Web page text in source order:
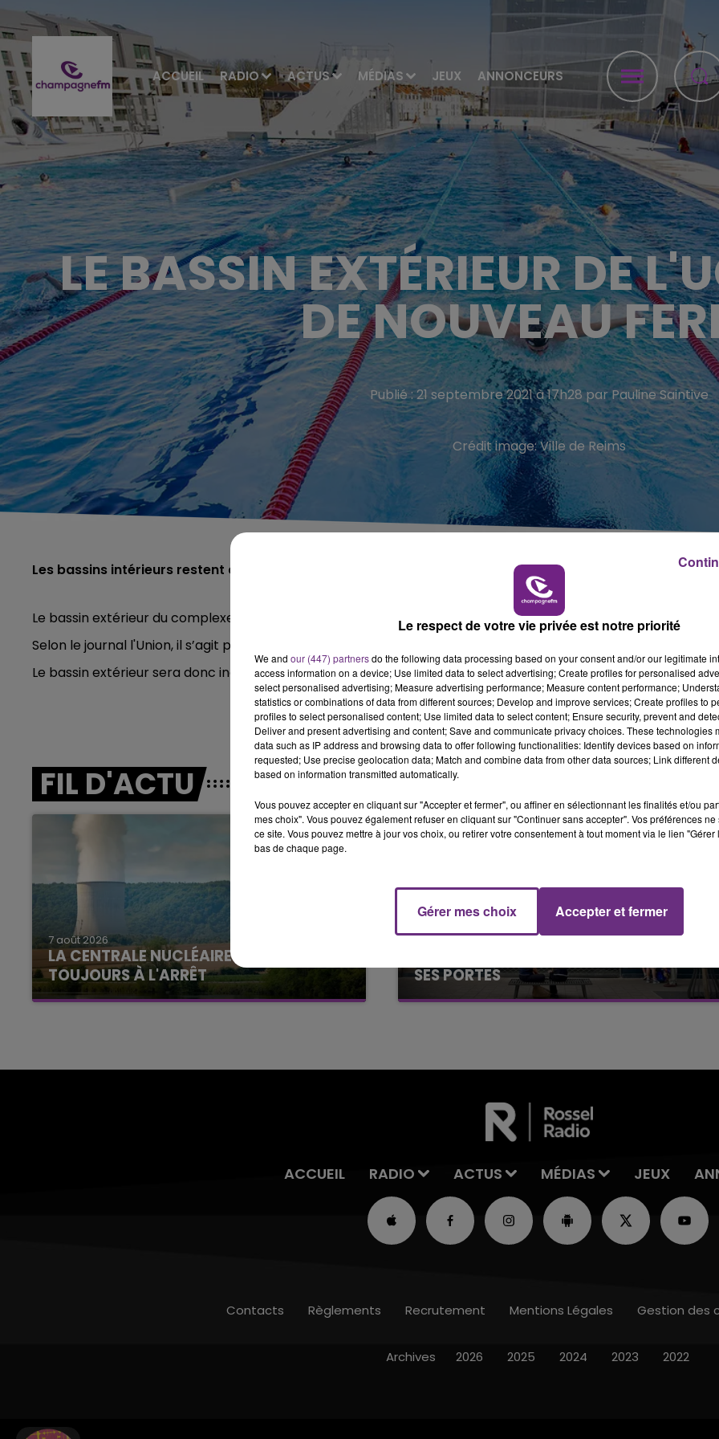
ACCUEIL RADIO ACTUS MÉDIAS JEUX ANNONCEURS
LE WEEK-END CHAMPAGNE FM
16h00 - 20h00
LE WEEK-END CHAMPAGNE FM
LE BASSIN EXTÉRIEUR DE
DE NOUVEAU
Publié : 21 septembre 2021 à 17h28 par Pauline Saintive
Crédit image:Ville de Reims
Les bassins intérieurs restent accessibles.
Le bassin extérieur du complexe aqualudique de Reims est de nouveau inaccessible.
Selon le journal l'Union, il s’agit pas cette fois du manque de maitre-nageur mais d’une vidange annuelle.
Le bassin extérieur sera donc inaccessible jusqu’au 3 octobre inclus.
FIL D'ACTU
7 août 2026
LA CENTRALE NUCLÉAIRE DE CHOOZ
TOUJOURS À L'ARRÊT
Cela fait déjà une semaine que la centrale
7 août 2026
SES PORTES
C'était l'une des institutions du centre-ville
16h00 - 20h00 7h00 - 11h00
ACCUEIL RADIO ACTUS MÉDIAS JEUX
Contacts Règlements Recrutement Mentions Légales Gestion des
Archives 2026 2025 2024 2023 2022
Le respect de votre vie privée est notre priorité
We and our (447) partnersdo the following data processing based on your consent and/or our legitimate
access information on a device; Use limited data to select advertising; Create profiles for personalised
select personalised advertising; Measure advertising performance; Measure content performance;
statistics or combinations of data from different sources; Develop and improve services; Create profiles to
profiles to select personalised content; Use limited data to select content; Ensure security, prevent and
Deliver and present advertising and content; Save and communicate privacy choices. These technologies
data such as IP address and browsing data to offer following functionalities: Identify devices based on
requested; Use precise geolocation data; Match and combine data from other data sources; Link different
based on information transmitted automatically.
Vous pouvez accepter en cliquant sur "Accepter et fermer", ou affiner en sélectionnant les finalités et/ou
mes choix". Vous pouvez également refuser en cliquant sur "Continuer sans accepter". Vos préférences
ce site. Vous pouvez mettre à jour vos choix, ou retirer votre consentement à tout moment via le lien
bas de chaque page.
Gérer mes choix Accepter et fermer